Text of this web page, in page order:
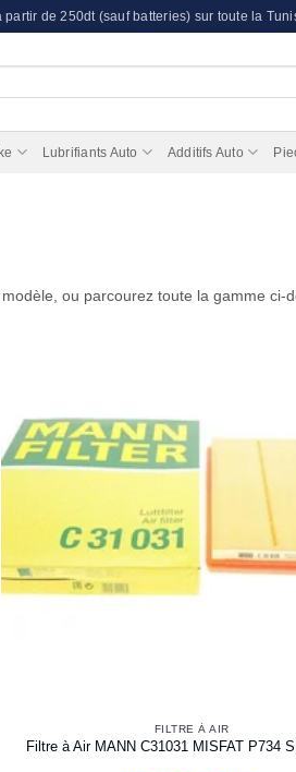
partir de 250dt (sauf batteries) sur toute la
Lubrifiants Auto Additifs Auto
ou parcourez toute la gamme ci-
FILTRE À AIR
Filtre à Air MANN C31031 MISFAT P734